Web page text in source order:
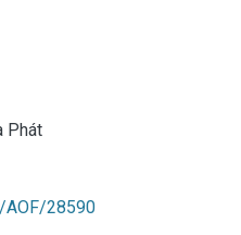
Phát
AOF/28590